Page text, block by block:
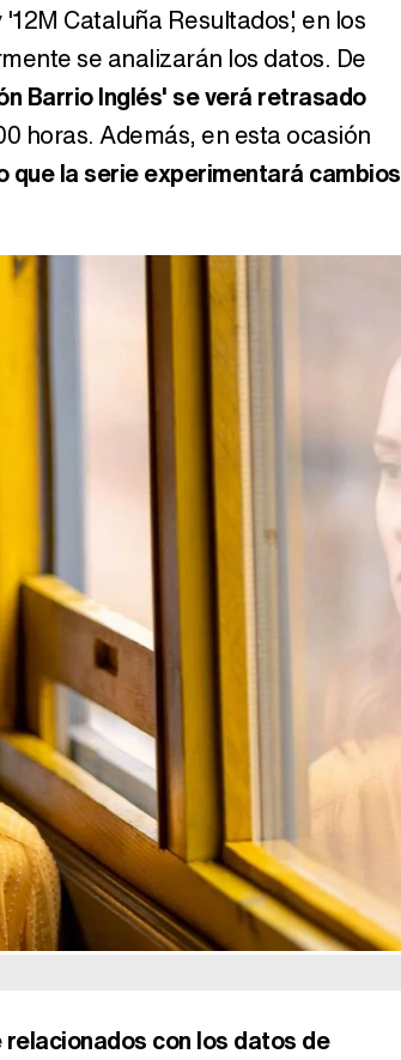
Cataluña Resultados', en los
se analizarán los datos. De
Barrio Inglés' se verá retrasado
horas. Además, en esta ocasión
la serie experimentará cambios
con los datos de